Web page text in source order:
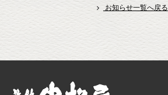
お知らせ一覧へ戻る